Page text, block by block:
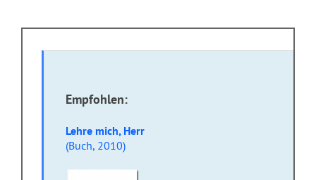
Empfohlen:
Lehre mich, Herr
(Buch, 2010)